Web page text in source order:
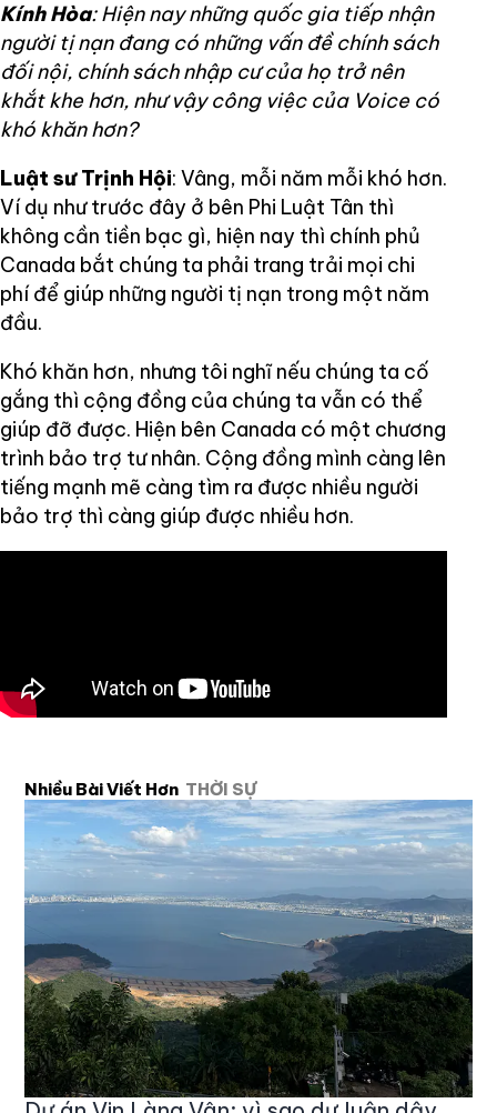
Kính Hòa: Hiện nay những quốc gia tiếp nhận
người tị nạn đang có những vấn đề chính sách
đối nội, chính sách nhập cư của họ trở nên
khắt khe hơn, như vậy công việc của Voice có
khó khăn hơn?
Luật sư Trịnh Hội: Vâng, mỗi năm mỗi khó hơn.
Ví dụ như trước đây ở bên Phi Luật Tân thì
không cần tiền bạc gì, hiện nay thì chính phủ
Canada bắt chúng ta phải trang trải mọi chi
phí để giúp những người tị nạn trong một năm
đầu.
Khó khăn hơn, nhưng tôi nghĩ nếu chúng ta cố
gắng thì cộng đồng của chúng ta vẫn có thể
giúp đỡ được. Hiện bên Canada có một chương
trình bảo trợ tư nhân. Cộng đồng mình càng lên
tiếng mạnh mẽ càng tìm ra được nhiều người
bảo trợ thì càng giúp được nhiều hơn.
Nhiều Bài Viết Hơn THỜI SỰ